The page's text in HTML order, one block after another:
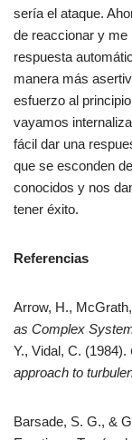
sería el ataque.
de reaccionar y me
respuesta
manera más
esfuerzo al
vayamos
fácil dar una
que se esconden
conocidos y nos
tener éxito.
Referencias
Arrow, H.,
as Complex
Y., Vidal, C. (1984).
approach to
Barsade, S. G., &